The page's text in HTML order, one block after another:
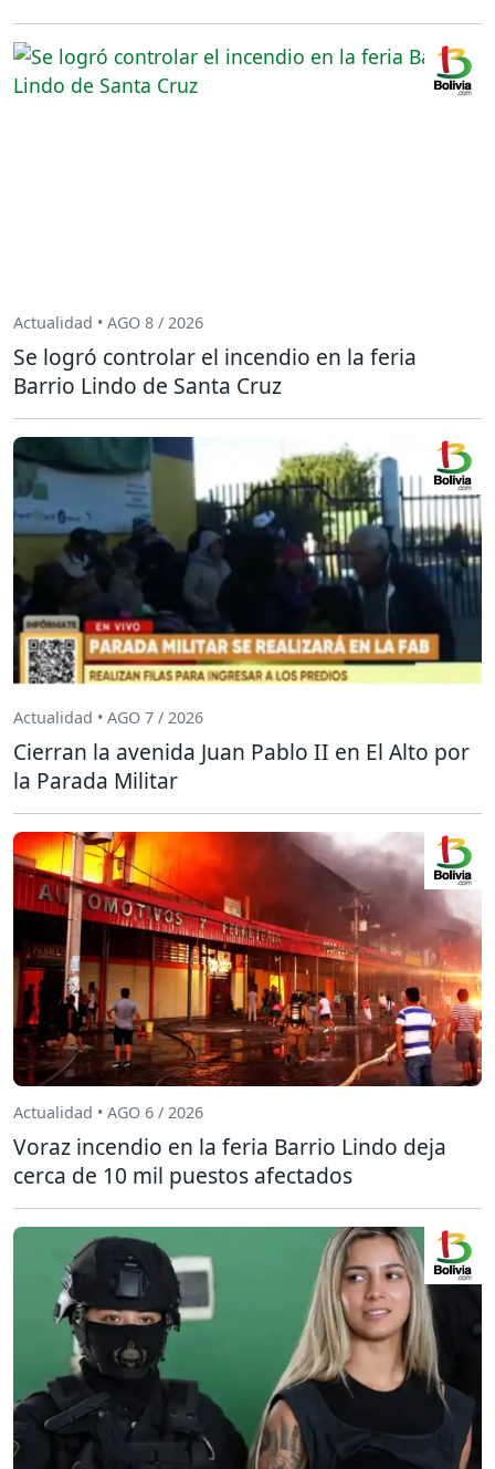
Actualidad • AGO 8 / 2026
Se logró controlar el incendio en la feria
Barrio Lindo de Santa Cruz
Actualidad • AGO 7 / 2026
Cierran la avenida Juan Pablo II en El Alto por
la Parada Militar
Actualidad • AGO 6 / 2026
Voraz incendio en la feria Barrio Lindo deja
cerca de 10 mil puestos afectados